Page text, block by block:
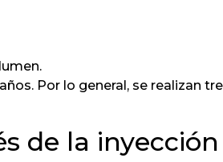
Por lo general, se realizan
de la inyección